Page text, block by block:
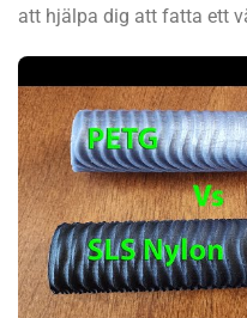
att hjälpa dig att fatta ett